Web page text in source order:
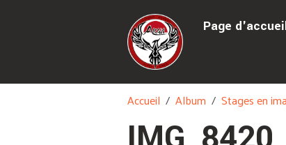
Page
Accueil Album Stages en